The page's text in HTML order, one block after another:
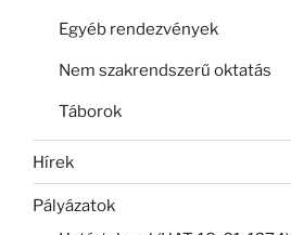
Egyéb rendezvények
Nem szakrendszerű oktatás
Táborok
Hírek
Pályázatok